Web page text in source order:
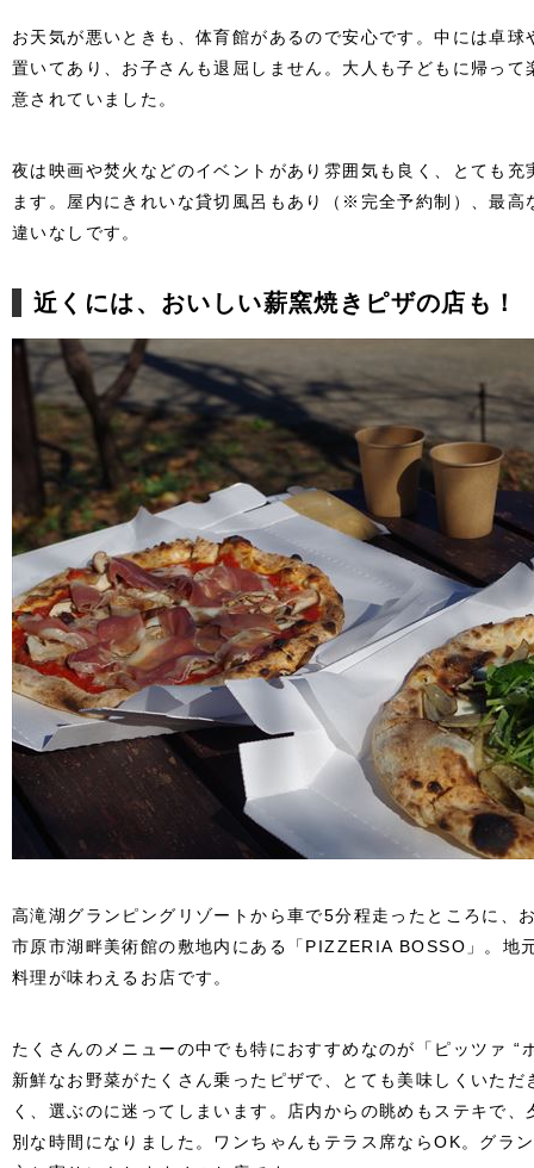
お天気が悪いときも、体育館があるので安心です。中には卓球
置いてあり、お子さんも退屈しません。大人も子どもに帰って
意されていました。
夜は映画や焚火などのイベントがあり雰囲気も良く、とても
ます。 屋内にきれいな貸切風呂もあり（※完全予約制）、最高
違いなしです。
近くには、おいしい薪窯焼きピザの店も！
高滝湖グランピングリゾートから車で5分程走ったところに、
市原市湖畔美術館の敷地内にある「PIZZERIA BOSSO」。地
料理が味わえるお店です。
たくさんのメニューの中でも特におすすめなのが「ピッツァ “
新鮮なお野菜がたくさん乗ったピザで、とても美味しくいた
く、選ぶのに迷ってしまいます。
店内からの眺めもステキで
別な時間になりました。 ワンちゃんもテラス席ならOK。グラ